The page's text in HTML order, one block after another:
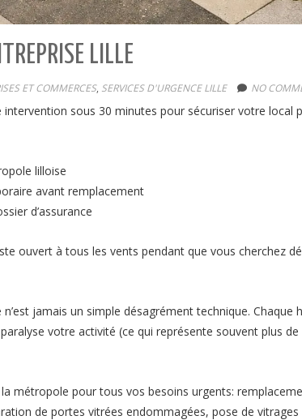
LILLE
ET COMMERCES, SERVICES D'URGENCE LILLE NO
sous 30 minutes pour sécuriser votre local
lilloise
avant remplacement
d’assurance
ouvert à tous les vents pendant que vous cherchez
jamais un simple désagrément technique. Chaque
votre activité (ce qui représente souvent plus de
métropole pour tous vos besoins urgents:
de portes vitrées endommagées, pose de